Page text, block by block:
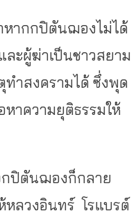
หากกปิตันฌองไม่ได้
ะผู้ฆ่าเป็นชาวสยาม
ทำสงครามได้ ซึ่งพุด
าความยุติธรรมให้
กปิตันฌองก็กลาย
หลวงอินทร์ โรแบรต์